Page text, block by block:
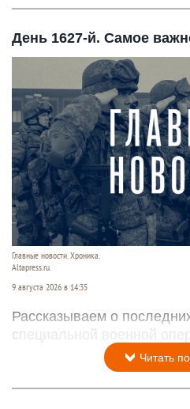
День 1627-й. Самое
Главные новости. Хроника.
Altapress.ru.
9 августа 2026 в 14:35
Рассказываем о
специальной военной
Читать